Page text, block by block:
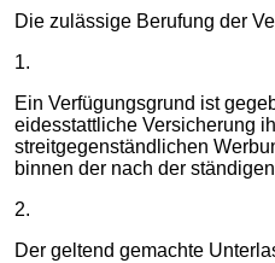
Die zulässige Berufung der
1.
Ein Verfügungsgrund ist
eidesstattliche Versicherung
streitgegenständlichen
binnen der nach der
2.
Der geltend gemachte